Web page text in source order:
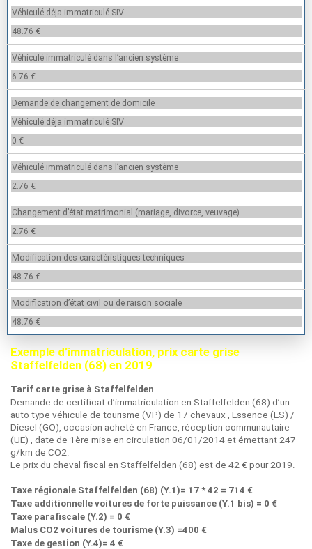
Véhiculé déja immatriculé SIV
48.76 €
Véhiculé immatriculé dans l’ancien système
6.76 €
Demande de changement de domicile
Véhiculé déja immatriculé SIV
0 €
Véhiculé immatriculé dans l’ancien système
2.76 €
Changement d’état matrimonial (mariage, divorce, veuvage)
2.76 €
Modification des caractéristiques techniques
48.76 €
Modification d’état civil ou de raison sociale
48.76 €
Exemple d’immatriculation, prix carte grise
Staffelfelden (68) en 2019
Tarif carte grise à Staffelfelden
Demande de certificat d’immatriculation en Staffelfelden (68) d’un
auto type véhicule de tourisme (VP) de 17 chevaux , Essence (ES) /
Diesel (GO), occasion acheté en France, réception communautaire
(UE) , date de 1ère mise en circulation 06/01/2014 et émettant 247
g/km de CO2.
Le prix du cheval fiscal en Staffelfelden (68) est de 42 € pour 2019.
Taxe régionale Staffelfelden (68) (Y.1)= 17 * 42 = 714 €
Taxe additionnelle voitures de forte puissance (Y.1 bis) = 0 €
Taxe parafiscale (Y.2) = 0 €
Malus CO2 voitures de tourisme (Y.3) =400 €
Taxe de gestion (Y.4)= 4 €